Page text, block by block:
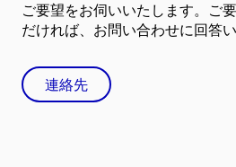
ご要望をお伺いいたします。ご
だければ、お問い合わせに回答い
連絡先